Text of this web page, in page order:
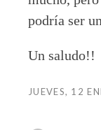
podría ser
Un saludo!!
JUEVES, 12